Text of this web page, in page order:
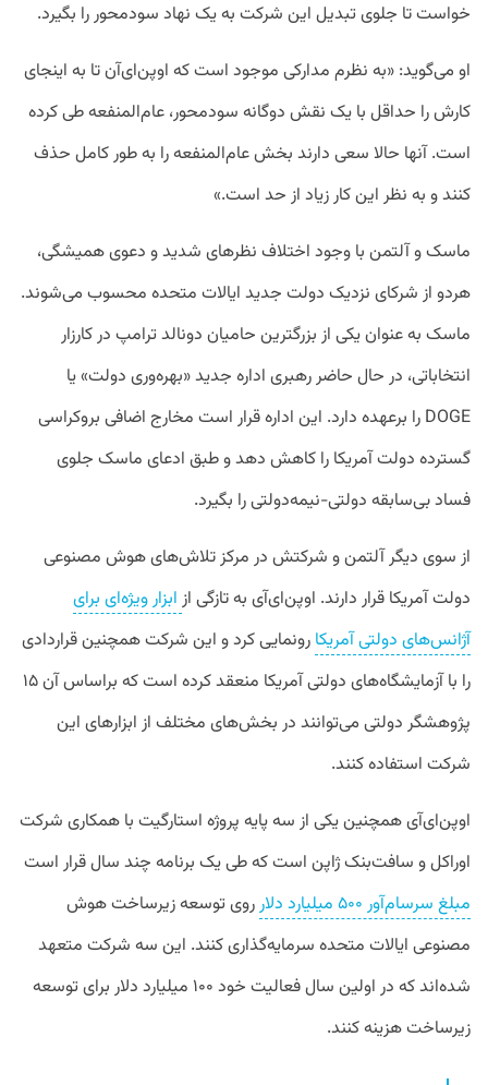
خواست تا جلوی تبدیل این شرکت به یک نهاد سودمحور را بگیرد.
او می‌گوید: «به نظرم مدارکی موجود است که اوپن‌ای‌‌آن تا به اینجای
کارش را حداقل با یک نقش دوگانه سود‌محور، عام‌المنفعه طی کرده
است. آنها حالا سعی دارند بخش عام‌المنفعه را به طور کامل حذف
کنند و به نظر این کار زیاد از حد است.»
ماسک و آلتمن با وجود اختلاف نظرهای شدید و دعوی همیشگی،
هردو از شرکای نزدیک دولت جدید ایالات متحده محسوب می‌شوند.
ماسک به عنوان یکی از بزرگترین حامیان دونالد ترامپ در کارزار
انتخاباتی، در حال حاضر رهبری اداره جدید «بهره‌وری دولت» یا
DOGE را برعهده دارد. این اداره قرار است مخارج اضافی بروکراسی
گسترده دولت آمریکا را کاهش دهد و طبق ادعای ماسک جلوی
فساد بی‌سابقه دولتی-نیمه‌دولتی را بگیرد.
از سوی دیگر آلتمن و شرکتش در مرکز تلاش‌های هوش مصنوعی
دولت آمریکا قرار دارند. اوپن‌ای‌آی به تازگی از ابزار ویژه‌ای برای
آژانس‌های دولتی آمریکا رونمایی کرد و این شرکت همچنین قراردادی
را با آزمایشگاه‌های دولتی آمریکا منعقد کرده است که براساس آن ۱۵
پژوهشگر دولتی می‌توانند در بخش‌های مختلف از ابزارهای این
شرکت استفاده کنند.
اوپن‌ای‌آی همچنین یکی از سه پایه پروژه استارگیت با همکاری شرکت
اوراکل و سافت‌بنک ژاپن است که طی یک برنامه چند سال قرار است
مبلغ سرسام‌آور ۵۰۰ میلیارد دلار
روی توسعه زیرساخت هوش
مصنوعی ایالات متحده سرمایه‌گذاری کنند. این سه شرکت متعهد
شده‌اند که در اولین سال فعالیت خود ۱۰۰ میلیارد دلار برای توسعه
زیرساخت هزینه کنند.